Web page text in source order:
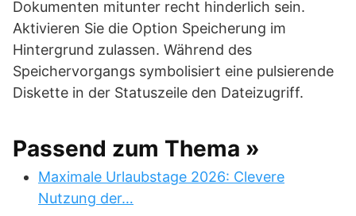
Dokumenten mitunter recht hinderlich sein.
Aktivieren Sie die Option Speicherung im
Hintergrund zulassen. Während des
Speichervorgangs symbolisiert eine pulsierende
Diskette in der Statuszeile den Dateizugriff.
Passend zum Thema »
Maximale Urlaubstage 2026: Clevere
Nutzung der…